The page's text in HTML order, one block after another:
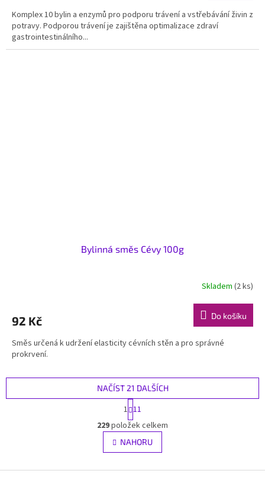
Komplex 10 bylin a enzymů pro podporu trávení a vstřebávání živin z
potravy. Podporou trávení je zajištěna optimalizace zdraví
gastrointestinálního...
Bylinná směs Cévy 100g
Skladem (2 ks)
92 Kč Do košíku
Směs určená k udržení elasticity cévních stěn a pro správné
prokrvení.
O
v
l
á
NAČÍST 21 DALŠÍCH
t
r
á
n
k
v
1 11
229položek celkem
NAHORU